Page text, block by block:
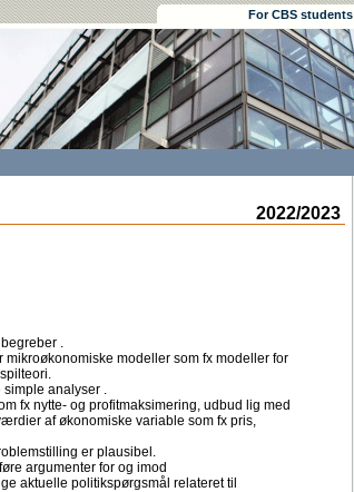
For CBS students
2022/2023
.
modeller som fx modeller for
simple analyser .
fx nytte- og profitmaksimering, udbud lig med
af økonomiske variable som fx pris,
er plausibel.
argumenter for og imod
aktuelle politikspørgsmål relateret til